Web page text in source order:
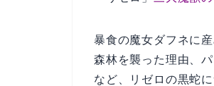
暴食の魔女ダフネに
森林を襲った理由、
など、リゼロの黒蛇